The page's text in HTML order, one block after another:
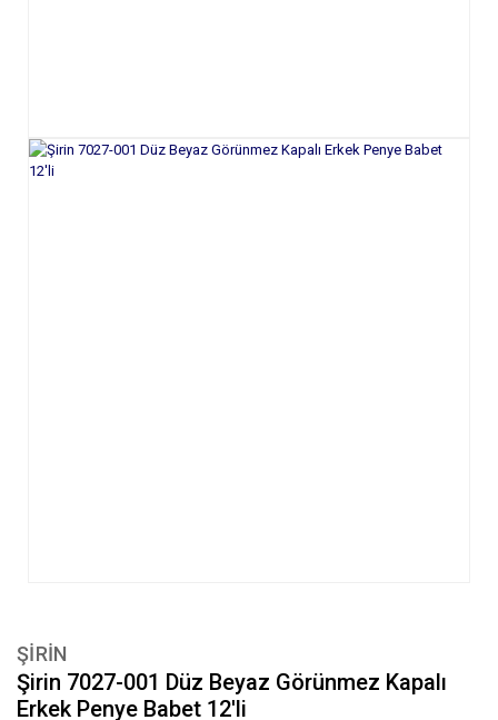
ŞİRİN
Şirin 7027-001 Düz Beyaz Görünmez Kapalı
Erkek Penye Babet 12'li